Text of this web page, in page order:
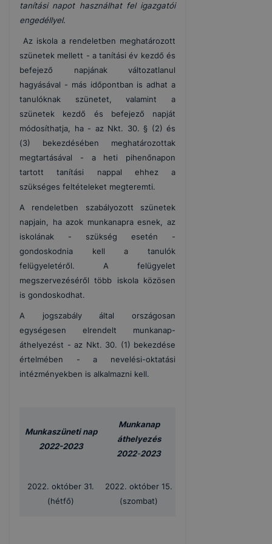
tanítási napot használhat fel igazgatói
engedéllyel.
Az iskola a rendeletben meghatározott
szünetek mellett - a tanítási év kezdő és
befejező napjának változatlanul
hagyásával - más időpontban is adhat a
tanulóknak szünetet, valamint a
szünetek kezdő és befejező napját
módosíthatja, ha - az Nkt. 30. § (2) és
(3) bekezdésében meghatározottak
megtartásával - a heti pihenőnapon
tartott tanítási nappal ehhez a
szükséges feltételeket megteremti.
A rendeletben szabályozott szünetek
napjain, ha azok munkanapra esnek, az
iskolának - szükség esetén -
gondoskodnia kell a tanulók
felügyeletéről. A felügyelet
megszervezéséről több iskola közösen
is gondoskodhat.
A jogszabály által országosan
egységesen elrendelt munkanap-
áthelyezést - az Nkt. 30. (1) bekezdése
értelmében - a nevelési-oktatási
intézményekben is alkalmazni kell.
Munkaszüneti nap
2022-2023
Munkanap
áthelyezés
2022-2023
2022. október 31.
(hétfő)
2022. október 15.
(szombat)